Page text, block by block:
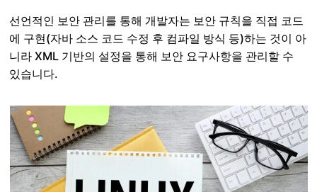
선언적인 보안 관리를 통해 개발자는 보안 규칙을 직접 코드
에 구현(자바 소스 코드 수정 후 컴파일 방식 등)하는 것이 아
니라 XML 기반의 설정을 통해 보안 요구사항을 관리할 수
있습니다.